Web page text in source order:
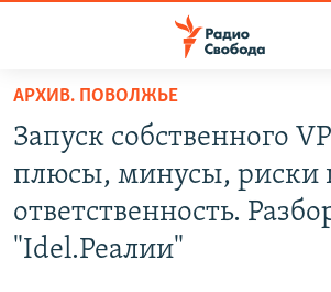
упрощенного
доступа
основному
содержанию
ПОДКАСТЫ
АВТОРСКИЕ ПРОЕКТЫ
ЦИТАТЫ СВОБОДЫ
АРХИВ. ПОВОЛЖЬЕ
Запуск собственного
плюсы, минусы, риски
ответственность.
"Idel.Реалии"